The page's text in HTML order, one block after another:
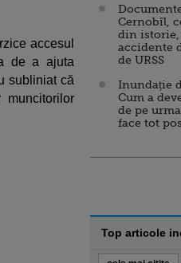
accesul
de a ajuta
subliniat că
Cernobîl,
din istorie,
accidente
de URSS
Inundație
Cum a
de pe
face tot
Top articole